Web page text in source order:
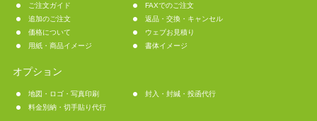
ご注文ガイド
FAXでのご注文
追加のご注文
返品・交換・キャンセル
価格について
ウェブお見積り
用紙・商品イメージ
書体イメージ
オプション
地図・ロゴ・写真印刷
封入・封緘・投函代行
料金別納・切手貼り代行